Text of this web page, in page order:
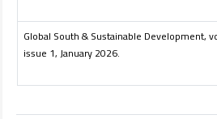
Global South & Sustainable Development,
issue 1, January 2026.